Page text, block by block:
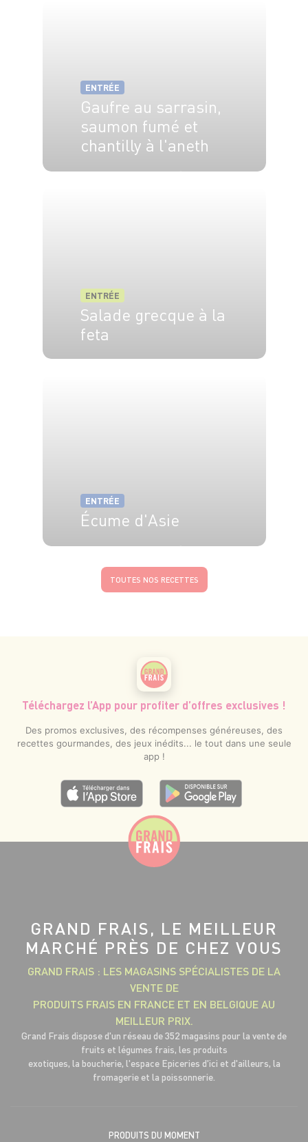
ENTRÉE
Gaufre au sarrasin,
saumon fumé et
chantilly à l'aneth
ENTRÉE
Salade grecque à la
feta
ENTRÉE
Écume d'Asie
TOUTES NOS RECETTES
Téléchargez l’App pour profiter d’offres exclusives !
Des promos exclusives, des récompenses généreuses, des
recettes gourmandes, des jeux inédits... le tout dans une seule
app !
GRAND FRAIS, LE MEILLEUR
MARCHÉ PRÈS DE CHEZ VOUS
GRAND FRAIS : LES MAGASINS SPÉCIALISTES DE LA
VENTE DE
PRODUITS FRAIS EN FRANCE ET EN BELGIQUE AU
MEILLEUR PRIX.
Grand Frais dispose d'un réseau de 352 magasins pour la vente de
fruits et légumes frais, les produits
exotiques, la boucherie, l'espace Epiceries d'ici et d'ailleurs, la
fromagerie et la poissonnerie.
PRODUITS DU MOMENT